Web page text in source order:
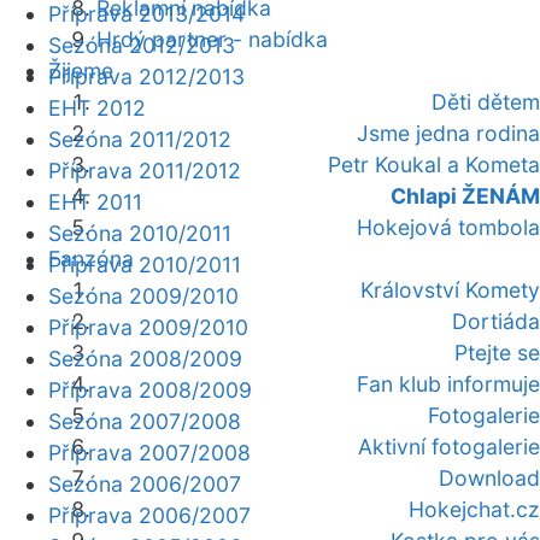
Reklamní nabídka
Hrdý partner - nabídka
Žijeme
Děti dětem
Jsme jedna rodina
Petr Koukal a Kometa
Chlapi ŽENÁM
Hokejová tombola
Fanzóna
Království Komety
Dortiáda
Ptejte se
Fan klub informuje
Fotogalerie
Aktivní fotogalerie
Download
Hokejchat.cz
Příprava 2013/2014
Sezóna 2012/2013
Příprava 2012/2013
EHT 2012
Sezóna 2011/2012
Příprava 2011/2012
EHT 2011
Sezóna 2010/2011
Příprava 2010/2011
Sezóna 2009/2010
Příprava 2009/2010
Sezóna 2008/2009
Příprava 2008/2009
Sezóna 2007/2008
Příprava 2007/2008
Sezóna 2006/2007
Příprava 2006/2007